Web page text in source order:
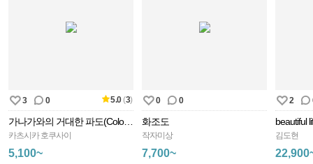
3 0 5.0(3)
가나가와의 거대한 파도(Color Rev)
카츠시카 호쿠사이
5,100~
0 0
화조도
작자미상
7,700~
2
beautiful
김도현